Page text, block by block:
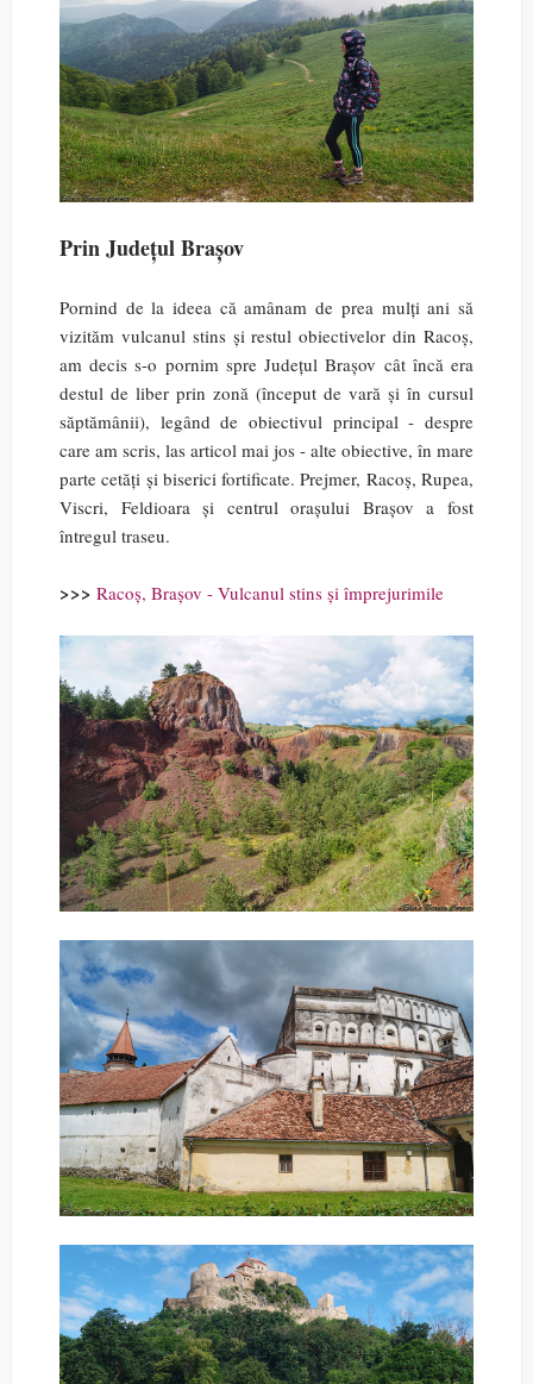
Prin Județul Brașov
Pornind de la ideea că amânam de prea mulți ani să
vizităm vulcanul stins și restul obiectivelor din Racoș,
am decis s-o pornim spre Județul Brașov cât încă era
destul de liber prin zonă (început de vară și în cursul
săptămânii), legând de obiectivul principal - despre
care am scris, las articol mai jos - alte obiective, în mare
parte cetăți și biserici fortificate. Prejmer, Racoș, Rupea,
Viscri, Feldioara și centrul orașului Brașov a fost
întregul traseu.
>>> Racoș, Brașov - Vulcanul stins și împrejurimile